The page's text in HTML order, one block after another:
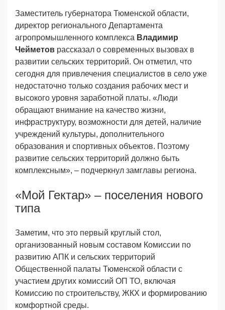
Заместитель губернатора Тюменской области,
директор регионального Департамента
агропромышленного комплекса Владимир
Чейметов рассказал о современных вызовах в
развитии сельских территорий. Он отметил, что
сегодня для привлечения специалистов в село уже
недостаточно только создания рабочих мест и
высокого уровня заработной платы. «Люди
обращают внимание на качество жизни,
инфраструктуру, возможности для детей, наличие
учреждений культуры, дополнительного
образования и спортивных объектов. Поэтому
развитие сельских территорий должно быть
комплексным», – подчеркнул замглавы региона.
«Мой Гектар» – поселения нового
типа
Заметим, что это первый круглый стол,
организованный новым составом Комиссии по
развитию АПК и сельских территорий
Общественной палаты Тюменской области с
участием других комиссий ОП ТО, включая
Комиссию по строительству, ЖКХ и формированию
комфортной среды.